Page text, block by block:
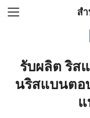
Skip
ส
(ไม่มีชื่อ)
านบัญชี (Accounting
ช่วยสำคัญในการบริหาร
รับผลิต ริส
นริสแบนตอ